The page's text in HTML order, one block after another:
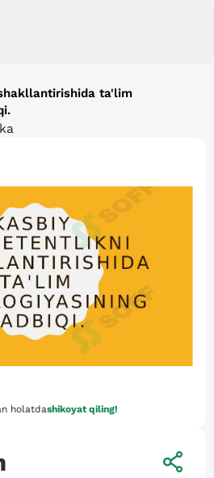
ta'lim
holatdashikoyat qiling!